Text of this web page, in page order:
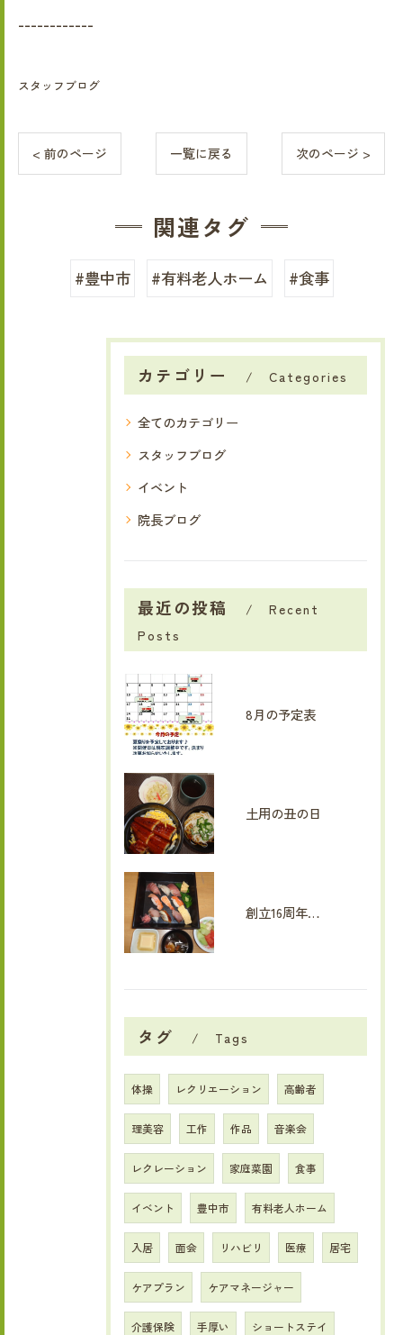
------------
スタッフブログ
< 前のページ 一覧に戻る 次のページ >
関連タグ
#豊中市 #有料老人ホーム #食事
カテゴリー Categories
全てのカテゴリー
スタッフブログ
イベント
院長ブログ
最近の投稿
Recent
Posts
8月の予定表
土用の丑の日
創立16周年イベント
タグ Tags
体操 レクリエーション 高齢者
理美容 工作 作品 音楽会
レクレーション 家庭菜園 食事
イベント 豊中市 有料老人ホーム
入居 面会 リハビリ 医療 居宅
ケアプラン ケアマネージャー
介護保険 手厚い ショートステイ